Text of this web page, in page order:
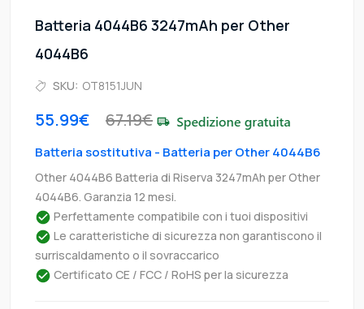
Batteria 4044B6 3247mAh per Other
4044B6
SKU: OT8151JUN
55.99€ 67.19€
Batteria sostitutiva - Batteria per Other 4044B6
Other 4044B6 Batteria di Riserva 3247mAh per Other
4044B6. Garanzia 12 mesi.
Perfettamente compatibile con i tuoi dispositivi
Le caratteristiche di sicurezza non garantiscono il
surriscaldamento o il sovraccarico
Certificato CE / FCC / RoHS per la sicurezza